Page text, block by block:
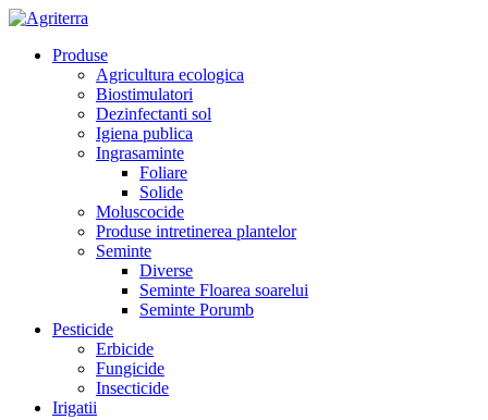
Produse
Agricultura ecologica
Biostimulatori
Dezinfectanti sol
Igiena publica
Ingrasaminte
Foliare
Solide
Moluscocide
Produse intretinerea plantelor
Seminte
Diverse
Seminte Floarea soarelui
Seminte Porumb
Pesticide
Erbicide
Fungicide
Insecticide
Irigatii